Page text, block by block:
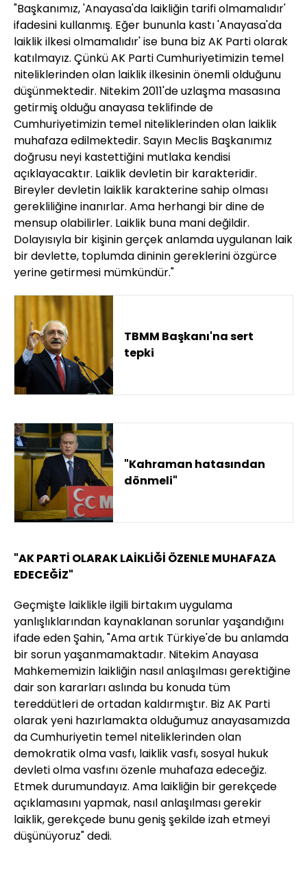
"Başkanımız, 'Anayasa'da laikliğin tarifi olmamalıdır'
ifadesini kullanmış. Eğer bununla kastı 'Anayasa'da
laiklik ilkesi olmamalıdır' ise buna biz AK Parti olarak
katılmayız. Çünkü AK Parti Cumhuriyetimizin temel
niteliklerinden olan laiklik ilkesinin önemli olduğunu
düşünmektedir. Nitekim 2011'de uzlaşma masasına
getirmiş olduğu anayasa teklifinde de
Cumhuriyetimizin temel niteliklerinden olan laiklik
muhafaza edilmektedir. Sayın Meclis Başkanımız
doğrusu neyi kastettiğini mutlaka kendisi
açıklayacaktır. Laiklik devletin bir karakteridir.
Bireyler devletin laiklik karakterine sahip olması
gerekliliğine inanırlar. Ama herhangi bir dine de
mensup olabilirler. Laiklik buna mani değildir.
Dolayısıyla bir kişinin gerçek anlamda uygulanan laik
bir devlette, toplumda dininin gereklerini özgürce
yerine getirmesi mümkündür."
TBMM Başkanı'na sert
tepki
"Kahraman hatasından
dönmeli"
"AK PARTİ OLARAK LAİKLİĞİ ÖZENLE MUHAFAZA
EDECEĞİZ"
Geçmişte laiklikle ilgili birtakım uygulama
yanlışlıklarından kaynaklanan sorunlar yaşandığını
ifade eden Şahin, "Ama artık Türkiye'de bu anlamda
bir sorun yaşanmamaktadır. Nitekim Anayasa
Mahkememizin laikliğin nasıl anlaşılması gerektiğine
dair son kararları aslında bu konuda tüm
tereddütleri de ortadan kaldırmıştır. Biz AK Parti
olarak yeni hazırlamakta olduğumuz anayasamızda
da Cumhuriyetin temel niteliklerinden olan
demokratik olma vasfı, laiklik vasfı, sosyal hukuk
devleti olma vasfını özenle muhafaza edeceğiz.
Etmek durumundayız. Ama laikliğin bir gerekçede
açıklamasını yapmak, nasıl anlaşılması gerekir
laiklik, gerekçede bunu geniş şekilde izah etmeyi
düşünüyoruz" dedi.